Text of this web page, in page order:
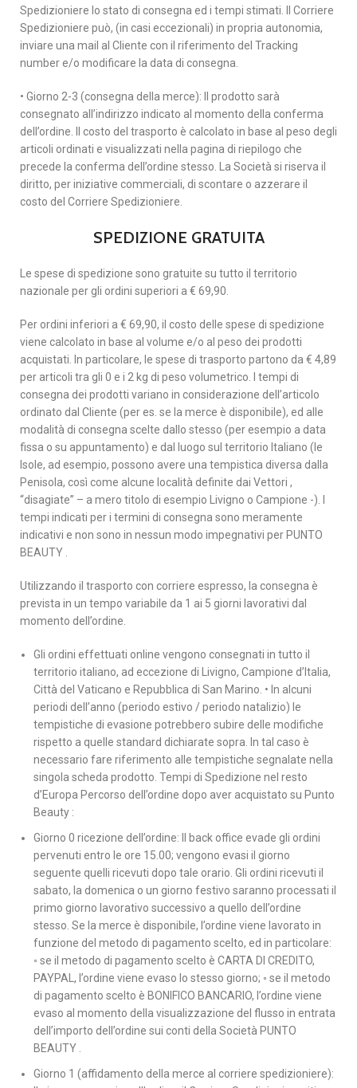
Spedizioniere lo stato di consegna ed i tempi stimati. Il Corriere
Spedizioniere può, (in casi eccezionali) in propria autonomia,
inviare una mail al Cliente con il riferimento del Tracking
number e/o modificare la data di consegna.
• Giorno 2-3 (consegna della merce): Il prodotto sarà
consegnato all’indirizzo indicato al momento della conferma
dell’ordine. Il costo del trasporto è calcolato in base al peso degli
articoli ordinati e visualizzati nella pagina di riepilogo che
precede la conferma dell’ordine stesso. La Società si riserva il
diritto, per iniziative commerciali, di scontare o azzerare il
costo del Corriere Spedizioniere.
SPEDIZIONE GRATUITA
Le spese di spedizione sono gratuite su tutto il territorio
nazionale per gli ordini superiori a € 69,90.
Per ordini inferiori a € 69,90, il costo delle spese di spedizione
viene calcolato in base al volume e/o al peso dei prodotti
acquistati. In particolare, le spese di trasporto partono da € 4,89
per articoli tra gli 0 e i 2 kg di peso volumetrico. I tempi di
consegna dei prodotti variano in considerazione dell’articolo
ordinato dal Cliente (per es. se la merce è disponibile), ed alle
modalità di consegna scelte dallo stesso (per esempio a data
fissa o su appuntamento) e dal luogo sul territorio Italiano (le
Isole, ad esempio, possono avere una tempistica diversa dalla
Penisola, così come alcune località definite dai Vettori ,
“disagiate” – a mero titolo di esempio Livigno o Campione -). I
tempi indicati per i termini di consegna sono meramente
indicativi e non sono in nessun modo impegnativi per PUNTO
BEAUTY .
Utilizzando il trasporto con corriere espresso, la consegna è
prevista in un tempo variabile da 1 ai 5 giorni lavorativi dal
momento dell’ordine.
Gli ordini effettuati online vengono consegnati in tutto il
territorio italiano, ad eccezione di Livigno, Campione d’Italia,
Città del Vaticano e Repubblica di San Marino. • In alcuni
periodi dell’anno (periodo estivo / periodo natalizio) le
tempistiche di evasione potrebbero subire delle modifiche
rispetto a quelle standard dichiarate sopra. In tal caso è
necessario fare riferimento alle tempistiche segnalate nella
singola scheda prodotto. Tempi di Spedizione nel resto
d’Europa Percorso dell’ordine dopo aver acquistato su Punto
Beauty :
Giorno 0 ricezione dell’ordine: Il back office evade gli ordini
pervenuti entro le ore 15.00; vengono evasi il giorno
seguente quelli ricevuti dopo tale orario. Gli ordini ricevuti il
sabato, la domenica o un giorno festivo saranno processati il
primo giorno lavorativo successivo a quello dell’ordine
stesso. Se la merce è disponibile, l’ordine viene lavorato in
funzione del metodo di pagamento scelto, ed in particolare:
◦ se il metodo di pagamento scelto è CARTA DI CREDITO,
PAYPAL, l’ordine viene evaso lo stesso giorno; ◦ se il metodo
di pagamento scelto è BONIFICO BANCARIO, l’ordine viene
evaso al momento della visualizzazione del flusso in entrata
dell’importo dell’ordine sui conti della Società PUNTO
BEAUTY .
Giorno 1 (affidamento della merce al corriere spedizioniere):